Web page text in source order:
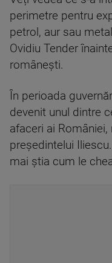
perimetre pentru
petrol, aur sau
Ovidiu Tender
românești.
În perioada
devenit unul dintre
afaceri ai României,
președintelui
mai știa cum le